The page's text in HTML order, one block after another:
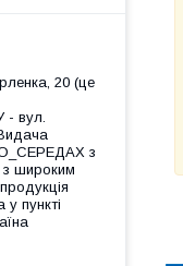
20 (це
вул.
з
з широким
пункті